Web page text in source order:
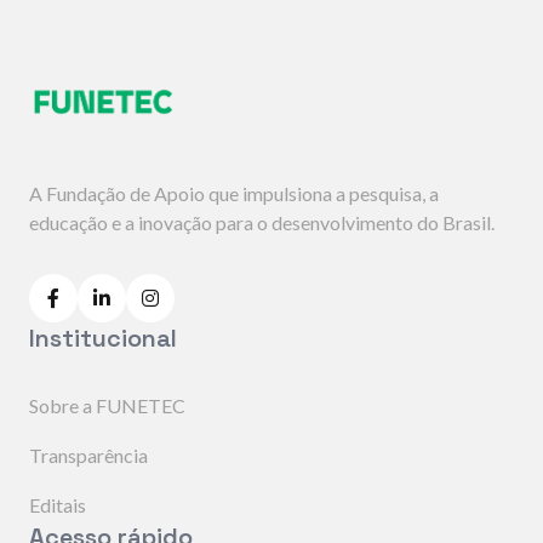
A Fundação de Apoio que impulsiona a pesquisa, a
educação e a inovação para o desenvolvimento do Brasil.
Institucional
Sobre a FUNETEC
Transparência
Editais
Acesso rápido